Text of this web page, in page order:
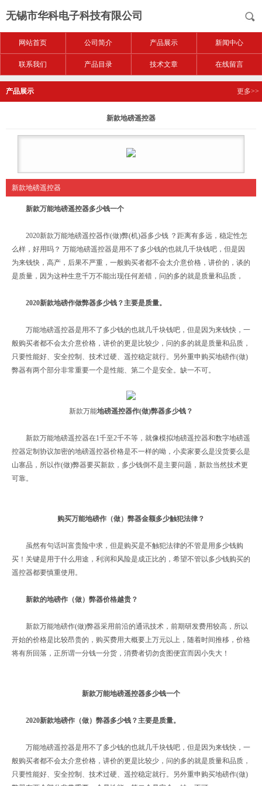
无锡市华科电子科技有限公司
网站首页 公司简介 产品展示 新闻中心
联系我们 产品目录 技术文章 在线留言
产品展示 更多>>
新款地磅遥控器
新款地磅遥控器
新款万能地磅遥控器多少钱一个
2020新款万能地磅遥控器作(做)弊(机)器多少钱 ？距离有多远，稳定性怎
么样，好用吗？ 万能地磅遥控器是用不了多少钱的也就几千块钱吧，但是因
为来钱快，高产，后果不严重，一般购买者都不会太介意价格，讲价的，谈的
是质量，因为这种生意千万不能出现任何差错，问的多的就是质量和品质，
2020新款地磅作做弊器多少钱？主要是质量。
万能地磅遥控器是用不了多少钱的也就几千块钱吧，但是因为来钱快，一
般购买者都不会太介意价格，讲价的更是比较少，问的多的就是质量和品质，
只要性能好、安全控制、技术过硬、遥控稳定就行。另外重申购买地磅作(做)
弊器有两个部分非常重要一个是性能、第二个是安全。缺一不可。
新款万能地磅遥控器作(做)弊器多少钱？
新款万能地磅遥控器在1千至2千不等，就像模拟地磅遥控器和数字地磅遥
控器定制协议加密的地磅遥控器价格是不一样的呦，小卖家要么是没货要么是
山寨品，所以作(做)弊器要买新款，多少钱倒不是主要问题，新款当然技术更
可靠。
购买万能地磅作（做）弊器金额多少触犯法律？
虽然有句话叫富贵险中求，但是购买是不触犯法律的不管是用多少钱购
买！关键是用于什么用途，利润和风险是成正比的，希望不管以多少钱购买的
遥控器都要慎重使用。
新款的地磅作（做）弊器价格越贵？
新款万能地磅作(做)弊器采用前沿的通讯技术，前期研发费用较高，所以
开始的价格是比较昂贵的，购买费用大概要上万元以上，随着时间推移，价格
将有所回落，正所谓一分钱一分货，消费者切勿贪图便宜而因小失大！
新款万能地磅遥控器多少钱一个
2020新款地磅作（做）弊器多少钱？主要是质量。
万能地磅遥控器是用不了多少钱的也就几千块钱吧，但是因为来钱快，一
般购买者都不会太介意价格，讲价的更是比较少，问的多的就是质量和品质，
只要性能好、安全控制、技术过硬、遥控稳定就行。另外重申购买地磅作(做)